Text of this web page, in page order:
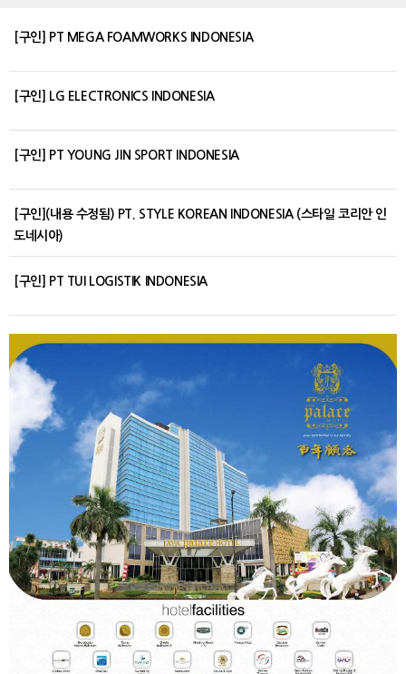
[구인] PT MEGA FOAMWORKS INDONESIA
[구인] LG ELECTRONICS INDONESIA
[구인] PT YOUNG JIN SPORT INDONESIA
[구인](내용 수정됨) PT. STYLE KOREAN INDONESIA (스타일 코리안 인
도네시아)
[구인] PT TUI LOGISTIK INDONESIA